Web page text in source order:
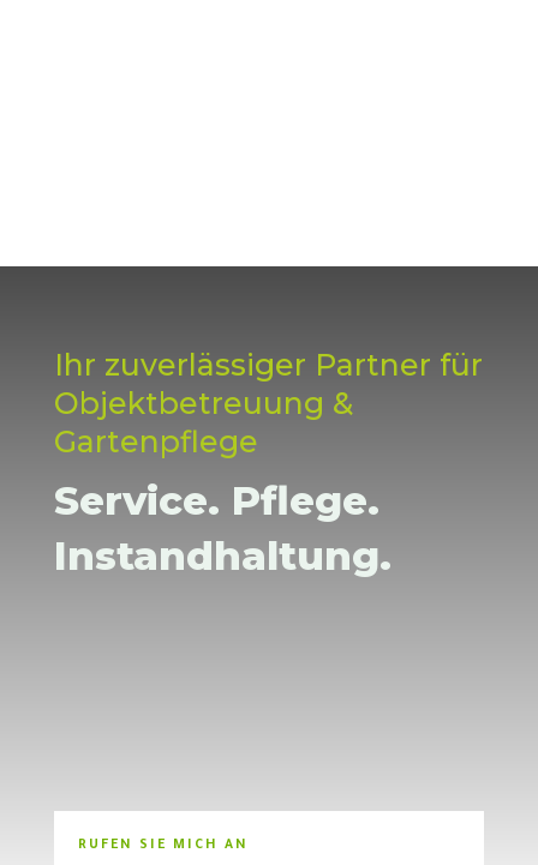
Ihr zuverlässiger Partner für
Objektbetreuung &
Gartenpflege
Service. Pflege.
Instandhaltung.
RUFEN SIE MICH AN